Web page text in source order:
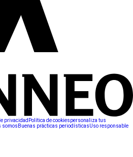
privacidad Política de cookiespersonaliza tus
somos Buenas prácticas periodísticasUso responsable